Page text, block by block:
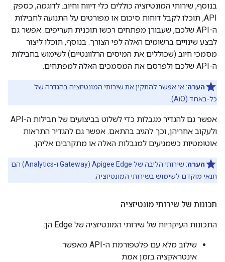
בנוסף, שירותי המונטיזציה כוללים כלי דיווח וחיוב. לדוגמה, כספק
API, תוכלו לקבל דוחות סיכום או מפורטים על התנועה לחבילות
ה-API שלכם, שעבורן מפתחים רכשו תוכנית תעריפים. אפשר גם
לבצע שינויים ברשומים האלה לפי הצורך. בנוסף, תוכלו ליצור
מסמכי חיוב (שכוללים את המיסים הרלוונטיים) לשימוש בחבילות
ה-API שלכם ולפרסם את המסמכים האלה למפתחים.
הערה: אי אפשר להתקין את שירותי המונטיזציה בהגדרה של
כל-באחד (AiO).
אפשר גם להגדיר מגבלות כדי לשלוט בביצועים של חבילות ה-API
ולעקוב אחריהן, וכך להגיב בהתאם. אפשר גם להגדיר התראות
אוטומטיות כשמגיעים למגבלות האלה או מתקרבים אליהן.
הערה
: שירותי הליבה של Apigee Edge‏ (Gateway ו-Analytics) הם
תנאי מוקדם לשימוש בשירותי המונטיזציה.
תכונות של שירותי מונטיזציה
התכונות העיקריות של שירותי המונטיזציה של Edge הן:
שילוב מלא עם פלטפורמת ה-API מאפשר
אינטראקציה בזמן אמת